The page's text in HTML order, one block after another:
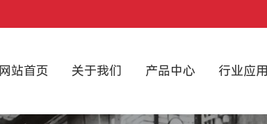
网站首页
关于我们 产品中心 行业应用